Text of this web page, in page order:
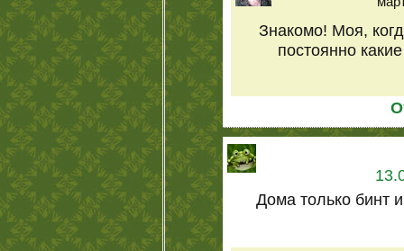
Знакомо! Моя,
постоянно
Дома только бинт